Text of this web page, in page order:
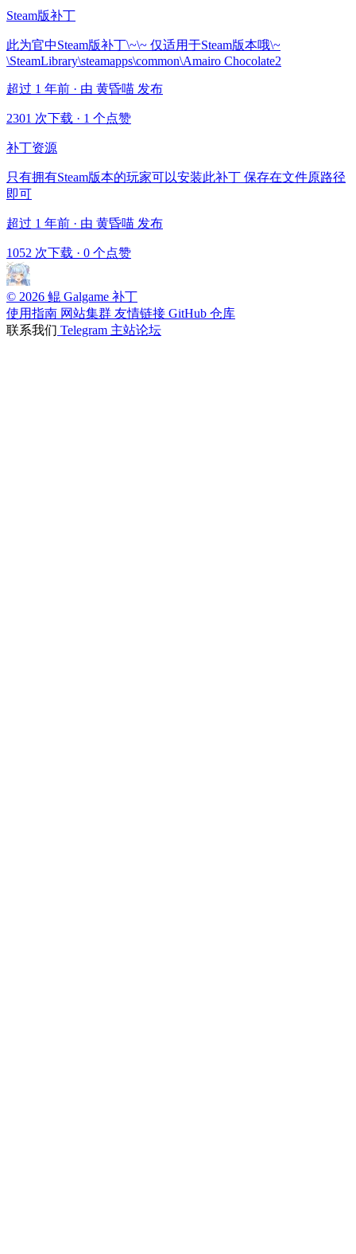
Steam版补丁
此为官中Steam版补丁\~\~ 仅适用于Steam版本哦\~
\SteamLibrary\steamapps\common\Amairo Chocolate2
超过 1 年前 · 由 黄昏喵 发布
2301 次下载 · 1 个点赞
补丁资源
只有拥有Steam版本的玩家可以安装此补丁 保存在文件原路径
即可
超过 1 年前 · 由 黄昏喵 发布
1052 次下载 · 0 个点赞
© 2026 鲲 Galgame 补丁
使用指南 网站集群 友情链接 GitHub 仓库
联系我们 Telegram 主站论坛